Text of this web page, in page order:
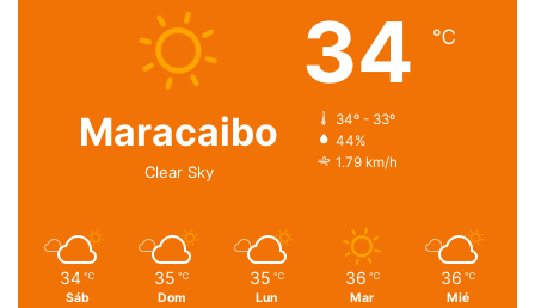
Maracaibo
Clear Sky
34 ℃
34º - 33º
44%
1.79 km/h
34 ℃
Sáb
35 ℃
Dom
35 ℃
Lun
36 ℃
Mar
36 ℃
Mié